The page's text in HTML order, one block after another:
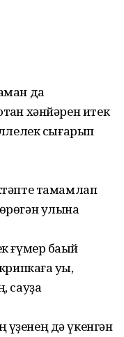
да
хәнйәрен итек
сығарып
тамамлап
улына
ғүмер баҡый
уҡы,
сауҙа
дә үкенгән